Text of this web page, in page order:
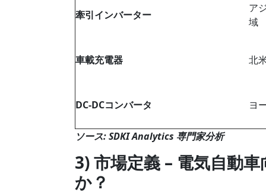
牽引インバーター
ア
域
車載充電器 北
DC-DCコンバータ ヨ
ソース: SDKI Analytics 専門家分析
3) 市場定義 – 電気自動
か？